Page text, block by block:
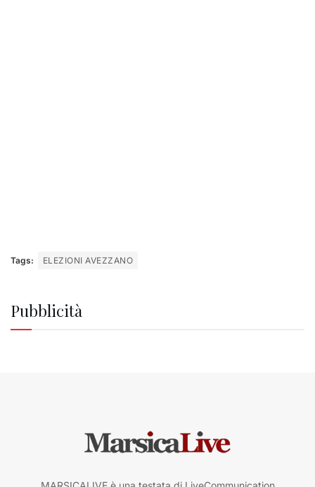
Tags: ELEZIONI AVEZZANO
Pubblicità